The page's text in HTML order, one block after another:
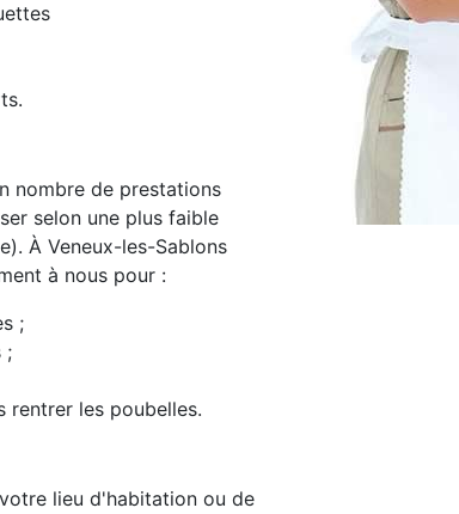
nombre de prestations
selon une plus faible
À Veneux-les-Sablons
à nous pour :
;
;
les poubelles.
lieu d'habitation ou de